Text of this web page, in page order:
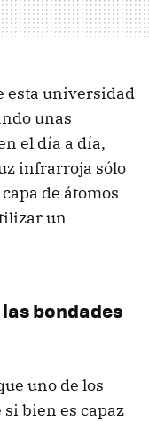
esta universidad
unas
el día a día,
infrarroja sólo
de átomos
un
bondades
uno de los
si bien es capaz